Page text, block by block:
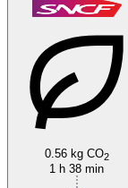
0.56 kg CO2
1 h 38 min